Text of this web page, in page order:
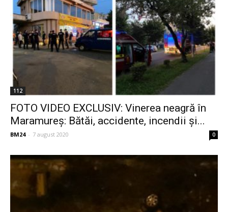
112
FOTO VIDEO EXCLUSIV: Vinerea neagră în
Maramureș: Bătăi, accidente, incendii și...
BM24 - 7 august 2020 0